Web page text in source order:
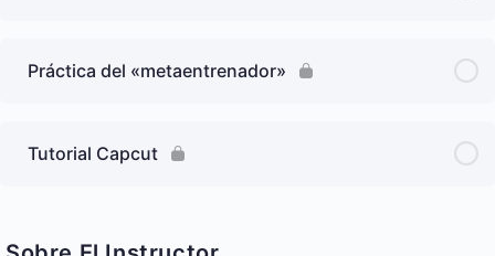
Práctica del «metaentrenador»
Tutorial Capcut